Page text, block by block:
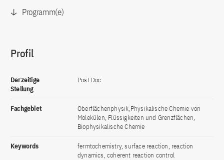
Programm(e)
Profil
Derzeitige
Stellung
Post Doc
Fachgebiet
Oberflächenphysik,Physikalische Chemie von
Molekülen, Flüssigkeiten und Grenzflächen,
Biophysikalische Chemie
Keywords
fermtochemistry, surface reaction, reaction
dynamics, coherent reaction control